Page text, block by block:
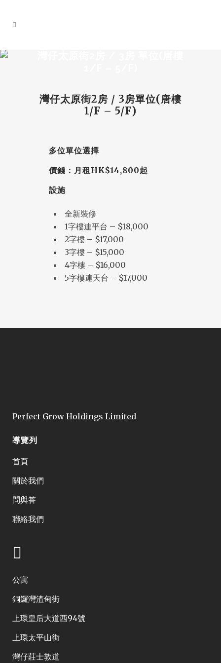
灣仔太原街2房 / 3房單位(唐樓
1/F – 5/F)
多位單位選擇
價錢：月租HK$14,800起
設施
全新裝修
1字樓連平台 – $18,000
2字樓 – $17,000
3字樓 – $15,000
4字樓 – $16,000
5字樓連天台 – $17,000
Perfect Grow Holdings Limited
導覽列
首頁
關於我們
問與答
聯絡我們
公寓
銅鑼灣渣甸街
上環皇后大道西94號
上環太平山街
灣仔莊士敦道